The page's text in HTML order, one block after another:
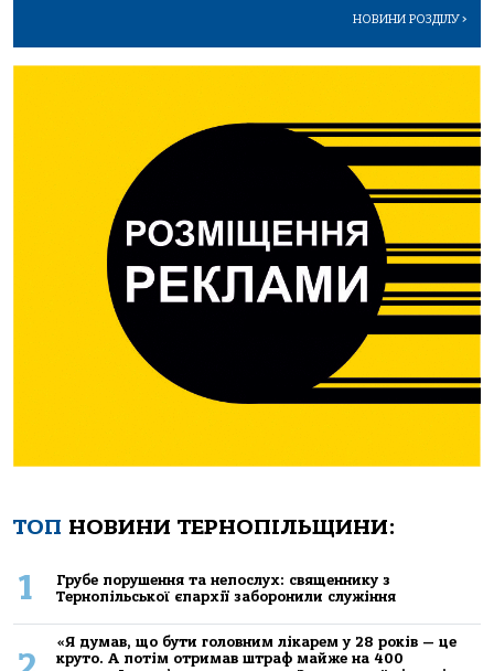
НОВИНИ РОЗДІЛУ>
ТОП НОВИНИ ТЕРНОПІЛЬЩИНИ:
1
Грубе порушення та непослух: священнику з
Тернопільської єпархії заборонили служіння
«Я думав, що бути головним лікарем у 28 років — це
круто. А потім отримав штраф майже на 400